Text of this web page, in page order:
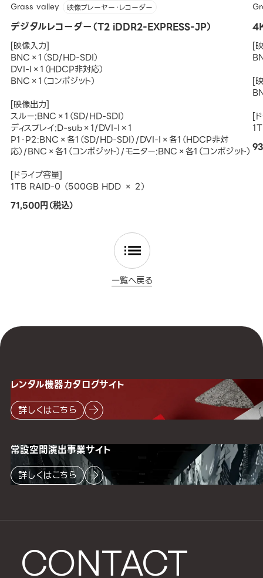
Grass valley 映像プレーヤー・レコーダー
デジタルレコーダー（T2 iDDR2-EXPRESS-JP）
[映像入力]
BNC×1（SD/HD-SDI）
DVI-I×1（HDCP非対応）
BNC×1（コンポジット）
[映像出力]
スルー:BNC×1（SD/HD-SDI）
ディスプレイ:D-sub×1/DVI-I×1
P1・P2:BNC×各1（SD/HD-SDI）/DVI-I×各1（HDCP非対
応）/BNC×各1（コンポジット）/モニター:BNC×各1（コンポジット）
[ドライブ容量]
1TB RAID-0 （500GB HDD × 2）
71,500円（税込）
[
[
[
一覧へ戻る
CONTACT
レンタル機器カタログサイト
詳しくはこちら
常設空間演出事業サイト
詳しくはこちら